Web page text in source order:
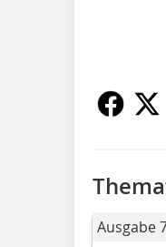
Ausgabe